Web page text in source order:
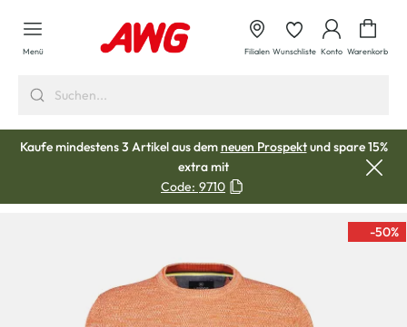
springen
Menü Filialen Wunschliste Konto Warenkorb
Kaufe mindestens 3 Artikel aus demneuen Prospektund spare 15%
extra mit
Code: 9710
-50%